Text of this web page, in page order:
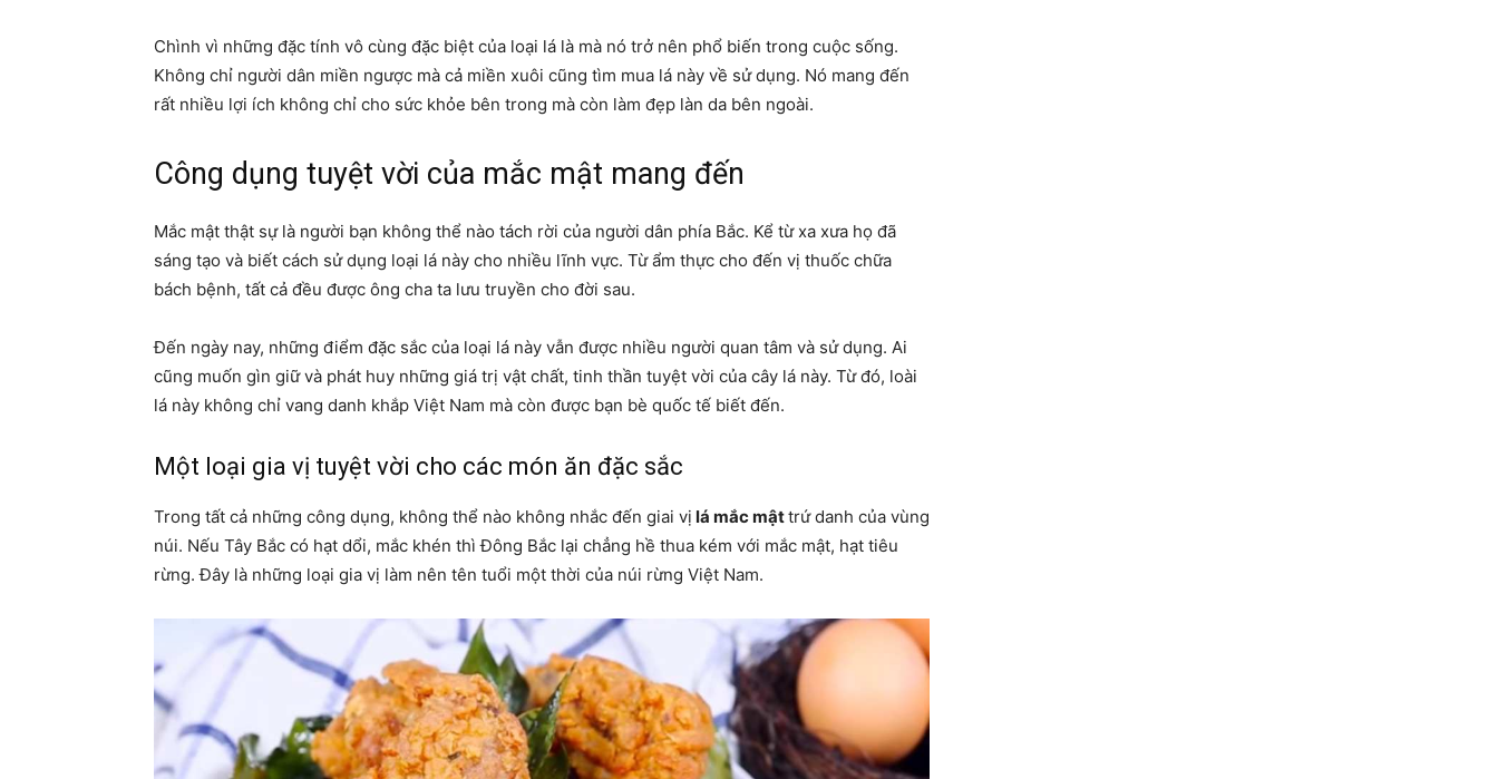
Chình vì những đặc tính vô cùng đặc biệt của loại lá là mà nó trở nên phổ biến trong cuộc sống.
Không chỉ người dân miền ngược mà cả miền xuôi cũng tìm mua lá này về sử dụng. Nó mang đến
rất nhiều lợi ích không chỉ cho sức khỏe bên trong mà còn làm đẹp làn da bên ngoài.
Công dụng tuyệt vời của mắc mật mang đến
Mắc mật thật sự là người bạn không thể nào tách rời của người dân phía Bắc. Kể từ xa xưa họ đã
sáng tạo và biết cách sử dụng loại lá này cho nhiều lĩnh vực. Từ ẩm thực cho đến vị thuốc chữa
bách bệnh, tất cả đều được ông cha ta lưu truyền cho đời sau.
Đến ngày nay, những điểm đặc sắc của loại lá này vẫn được nhiều người quan tâm và sử dụng. Ai
cũng muốn gìn giữ và phát huy những giá trị vật chất, tinh thần tuyệt vời của cây lá này. Từ đó, loài
lá này không chỉ vang danh khắp Việt Nam mà còn được bạn bè quốc tế biết đến.
Một loại gia vị tuyệt vời cho các món ăn đặc sắc
Trong tất cả những công dụng, không thể nào không nhắc đến giai vị lá mắc mậttrứ danh của vùng
núi. Nếu Tây Bắc có hạt dổi, mắc khén thì Đông Bắc lại chẳng hề thua kém với mắc mật, hạt tiêu
rừng. Đây là những loại gia vị làm nên tên tuổi một thời của núi rừng Việt Nam.